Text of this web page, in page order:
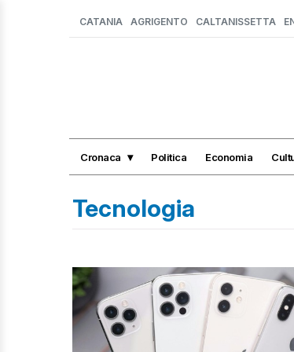
CATANIA AGRIGENTO CALTANISSETTA
Cronaca Politica Economia
Tecnologia